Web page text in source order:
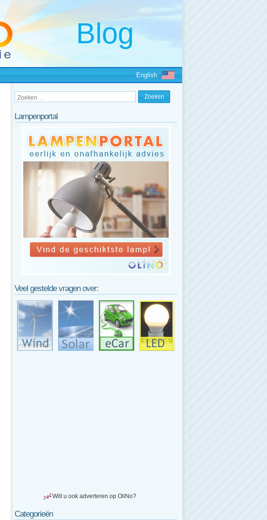
English
Lampenportal
Veel gestelde vragen over:
Wilt u ook adverteren op OliNo?
Categorieën